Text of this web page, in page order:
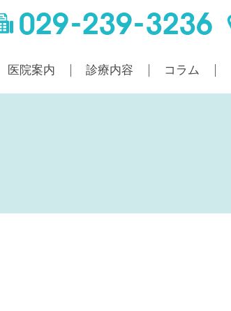
医院案内 診療内容 コラム